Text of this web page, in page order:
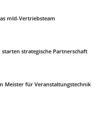
mld-Vertriebsteam
strategische Partnerschaft
Meister für Veranstaltungstechnik